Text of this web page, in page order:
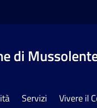
di
Servizi Vivere il